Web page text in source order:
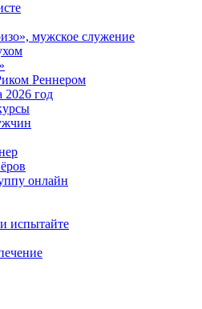
мужское служение
Реннером
2026 год
онлайн
испытайте